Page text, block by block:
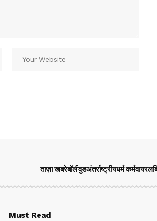
ताज़ा खबरेबॉलीवुडअंतर्राष्ट्रीयधर्म कर्मवायरल
Must Read